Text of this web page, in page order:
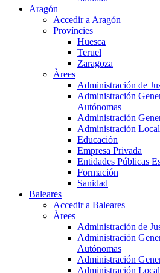
Aragón
Accedir a Aragón
Províncies
Huesca
Teruel
Zaragoza
Àrees
Administración de
Administración
Autónomas
Administración
Administración Local
Educación
Empresa Privada
Entidades Públicas
Formación
Sanidad
Baleares
Accedir a Baleares
Àrees
Administración de
Administración
Autónomas
Administración
Administración Local